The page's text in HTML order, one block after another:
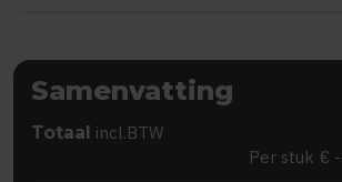
Samenvatting
Totaal incl.BTW
Per stuk €